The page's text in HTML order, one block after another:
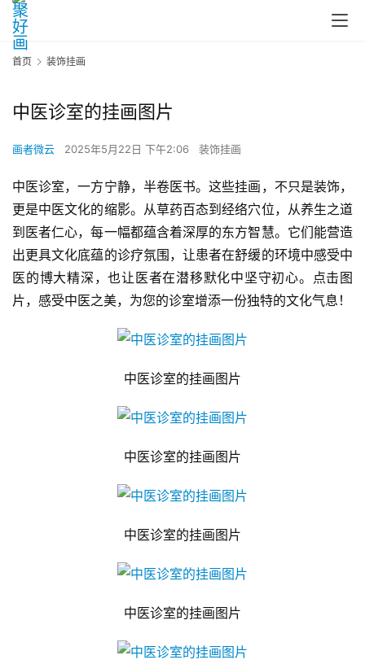
首页 装饰挂画
中医诊室的挂画图片
画者微云 2025年5月22日 下午2:06 装饰挂画
中医诊室，一方宁静，半卷医书。这些挂画，不只是装饰，
更是中医文化的缩影。从草药百态到经络穴位，从养生之道
到医者仁心，每一幅都蕴含着深厚的东方智慧。它们能营造
出更具文化底蕴的诊疗氛围，让患者在舒缓的环境中感受中
医的博大精深，也让医者在潜移默化中坚守初心。点击图
片，感受中医之美，为您的诊室增添一份独特的文化气息！
中医诊室的挂画图片
中医诊室的挂画图片
中医诊室的挂画图片
中医诊室的挂画图片